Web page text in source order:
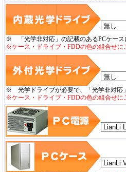
※ 「光学非対応」の記載のあるPCケース
※ケース・ドライブ・FDDの色の組合せに
※ 光学ドライブが必要で、「光学非対応
※ケース・ドライブ・FDDの色の組合せに